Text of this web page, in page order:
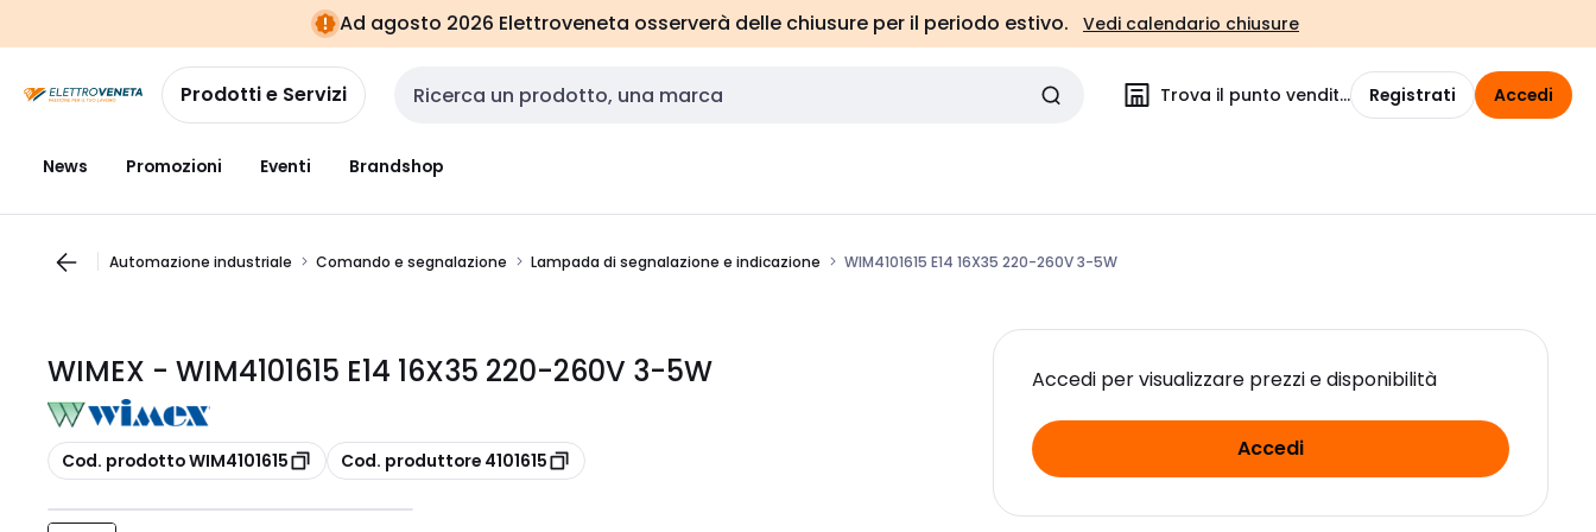
navigazionealla
pagina
Ad agosto 2026 Elettroveneta osserverà delle chiusure per il periodo estivo. Vedi calendario chiusure
Prodotti e Servizi Cerca input Trova il punto vendita Registrati Accedi
News Promozioni Eventi Brandshop
Automazione industriale Comando e segnalazione Lampada di segnalazione e indicazione WIM4101615 E14 16X35 220-260V 3-5W
WIMEX - WIM4101615 E14 16X35 220-260V 3-5W
copia
Cod. prodotto WIM4101615 copia
Cod. produttore 4101615
Accedi per visualizzare prezzi e disponibilità
Accedi